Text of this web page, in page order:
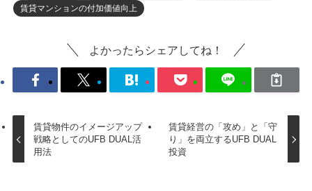
賃貸マンションの付加価値向上
よかったらシェアしてね！
賃貸物件のイメージアップ
戦略としてのUFB DUAL活
用法
賃貸経営の「攻め」と「守
り」を両立するUFB DUAL
投資